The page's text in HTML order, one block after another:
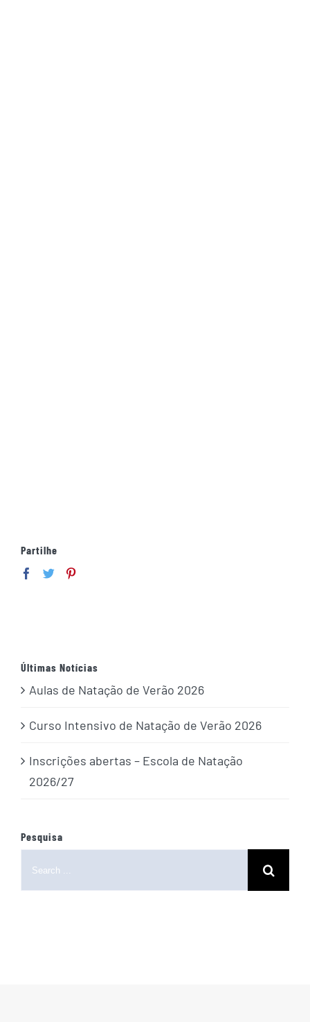
Partilhe
Últimas Notícias
Aulas de Natação de Verão 2026
Curso Intensivo de Natação de Verão 2026
Inscrições abertas – Escola de Natação
2026/27
Pesquisa